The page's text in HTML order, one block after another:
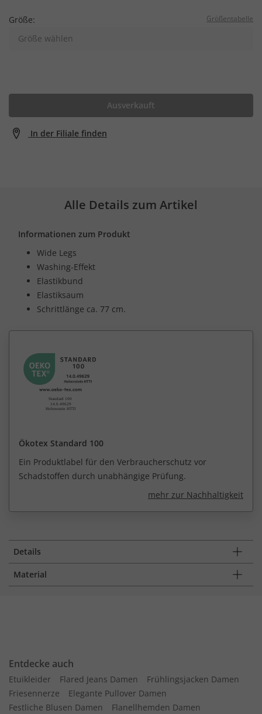
Größe: Größentabelle
Größe wählen
Ausverkauft
In der Filiale finden
Alle Details zum Artikel
Informationen zum Produkt
Wide Legs
Washing-Effekt
Elastikbund
Elastiksaum
Schrittlänge ca. 77 cm.
Ökotex Standard 100
Ein Produktlabel für den Verbraucherschutz vor
Schadstoffen durch unabhängige Prüfung.
mehr zur Nachhaltigkeit
Details
Material
Entdecke auch
Etuikleider Flared Jeans Damen
Frühlingsjacken Damen
Friesennerze
Elegante Pullover Damen
Festliche Blusen Damen
Flanellhemden Damen